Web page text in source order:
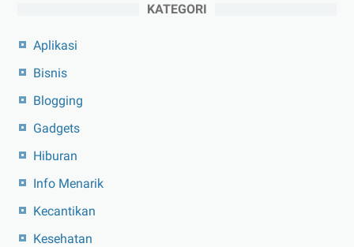
KATEGORI
Aplikasi
Bisnis
Blogging
Gadgets
Hiburan
Info Menarik
Kecantikan
Kesehatan